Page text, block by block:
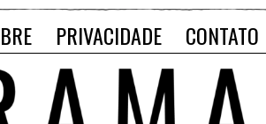
PRIVACIDADE CONTATO